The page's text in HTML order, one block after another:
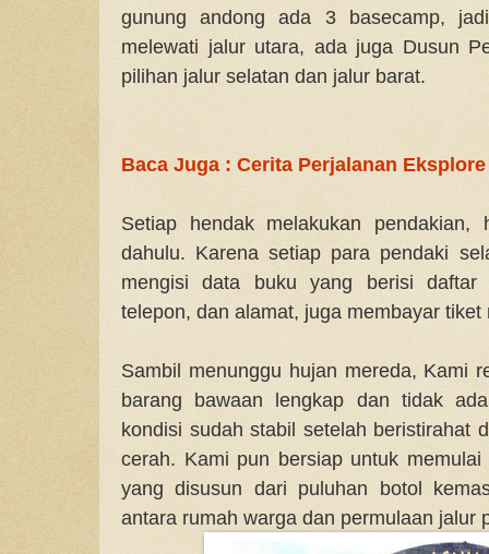
gunung andong ada 3 basecamp,
melewati jalur utara, ada juga Dusun
pilihan jalur selatan dan jalur barat.
Baca Juga : Cerita Perjalanan
Setiap hendak melakukan pendakian,
dahulu. Karena setiap para pendaki
mengisi data buku yang berisi daftar
telepon, dan alamat, juga membayar
Sambil menunggu hujan mereda, Kami
barang bawaan lengkap dan tidak
kondisi sudah stabil setelah beristirahat
cerah. Kami pun bersiap untuk
yang disusun dari puluhan botol
antara rumah warga dan permulaan jalur